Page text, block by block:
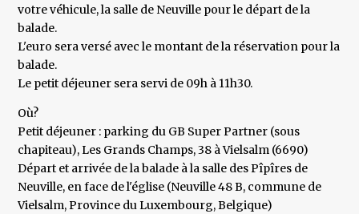
votre véhicule, la salle de Neuville pour le départ de la
balade.
L'euro sera versé avec le montant de la réservation pour la
balade.
Le petit déjeuner sera servi de 09h à 11h30.
Où?
Petit déjeuner : parking du GB Super Partner (sous
chapiteau), Les Grands Champs, 38 à Vielsalm (6690)
Départ et arrivée de la balade à la salle des Pîpîres de
Neuville, en face de l'église (Neuville 48 B, commune de
Vielsalm, Province du Luxembourg, Belgique)